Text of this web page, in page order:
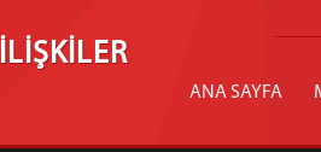
ANA SAYFA